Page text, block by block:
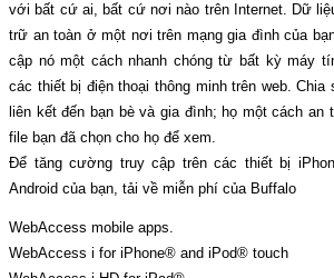
với bất cứ ai, bất cứ nơi nào trên Internet. Dữ
trữ an toàn ở một nơi trên mạng gia đình của
cập nó một cách nhanh chóng từ bất kỳ máy
các thiết bị điện thoại thông minh trên web.
liên kết đến bạn bè và gia đình; họ một cách an
file bạn đã chọn cho họ để xem.
Để tăng cường truy cập trên các thiết bị
Android của bạn, tải về miễn phí của Buffalo
WebAccess mobile apps.
WebAccess i for iPhone® and iPod® touch